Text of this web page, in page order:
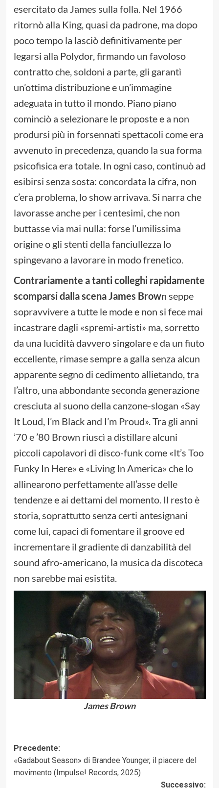
esercitato da James sulla folla. Nel 1966
ritornò alla King, quasi da padrone, ma dopo
poco tempo la lasciò definitivamente per
legarsi alla Polydor, firmando un favoloso
contratto che, soldoni a parte, gli garantì
un’ottima distribuzione e un’immagine
adeguata in tutto il mondo. Piano piano
cominciò a selezionare le proposte e a non
prodursi più in forsennati spettacoli come era
avvenuto in precedenza, quando la sua forma
psicofisica era totale. In ogni caso, continuò ad
esibirsi senza sosta: concordata la cifra, non
c’era problema, lo show arrivava. Si narra che
lavorasse anche per i centesimi, che non
buttasse via mai nulla: forse l’umilissima
origine o gli stenti della fanciullezza lo
spingevano a lavorare in modo frenetico.
Contrariamente a tanti colleghi rapidamente
scomparsi dalla scena James Brown seppe
sopravvivere a tutte le mode e non si fece mai
incastrare dagli «spremi-artisti» ma, sorretto
da una lucidità davvero singolare e da un fiuto
eccellente, rimase sempre a galla senza alcun
apparente segno di cedimento allietando, tra
l’altro, una abbondante seconda generazione
cresciuta al suono della canzone-slogan «Say
It Loud, I’m Black and I’m Proud». Tra gli anni
’70 e ’80 Brown riuscì a distillare alcuni
piccoli capolavori di disco-funk come «It’s Too
Funky In Here» e «Living In America» che lo
allinearono perfettamente all’asse delle
tendenze e ai dettami del momento. Il resto è
storia, soprattutto senza certi antesignani
come lui, capaci di fomentare il groove ed
incrementare il gradiente di danzabilità del
sound afro-americano, la musica da discoteca
non sarebbe mai esistita.
James Brown
Navigazione
articolo
Precedente:
«Gadabout Season» di Brandee Younger, il piacere del
movimento (Impulse! Records, 2025)
Successivo: